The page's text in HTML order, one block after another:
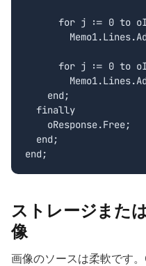
for j := 0 to
for j := 0 to
    end;
  finally
    oResponse.Free;
  end;
end;
ストレージまた
像
画像のソースは柔軟です